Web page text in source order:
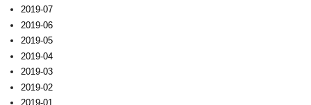
2019-07
2019-06
2019-05
2019-04
2019-03
2019-02
2019-01